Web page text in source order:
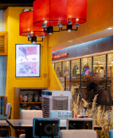
Building